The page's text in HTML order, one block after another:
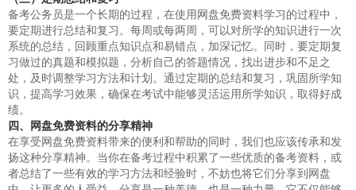
备考公务员是一个长期的过程，在使用网盘免费资料学习的过程中，
要定期进行总结和复习。每周或每两周，可以对所学的知识进行一次
系统的总结，回顾重点知识点和易错点，加深记忆。同时，要定期复
习做过的真题和模拟题，分析自己的答题情况，找出进步和不足之
处，及时调整学习方法和计划。通过定期的总结和复习，巩固所学知
识，提高学习效果，确保在考试中能够灵活运用所学知识，取得好成
绩。
四、网盘免费资料的分享精神
在享受网盘免费资料带来的便利和帮助的同时，我们也应该传承和发
扬这种分享精神。当你在备考过程中积累了一些优质的备考资料，或
者总结了一些有效的学习方法和经验时，不妨也将它们分享到网盘